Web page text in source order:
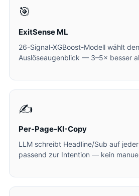
🎯
ExitSense ML
26-Signal-XGBoost-Modell wählt
Auslöseaugenblick — 3–5× besser
✍️
Per-Page-KI-Copy
LLM schreibt Headline/Sub auf
passend zur Intention — kein